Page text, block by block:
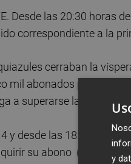
Desde las 20:30 horas
correspondiente a la
cerraban la
mil abonados por lo que,
a superarse la citada
y desde las 18:30
su abono (por la
y